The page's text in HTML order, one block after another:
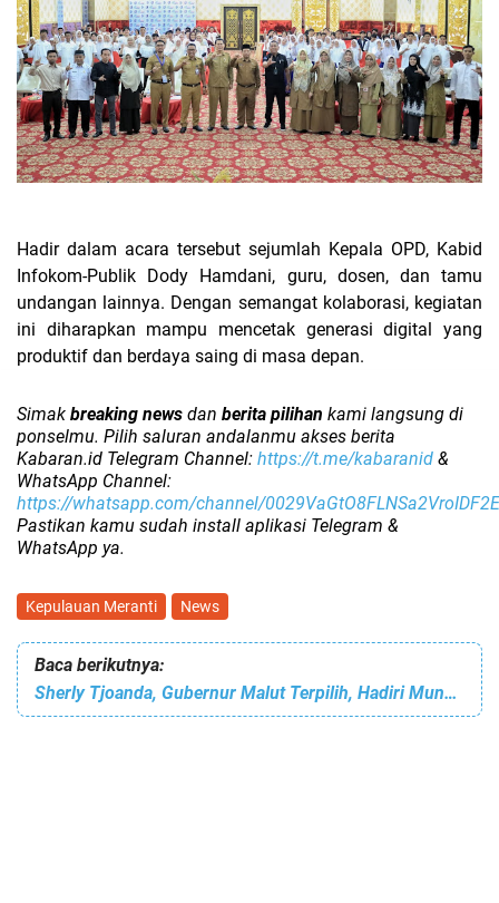
Hadir dalam acara tersebut sejumlah Kepala OPD, Kabid
Infokom-Publik Dody Hamdani, guru, dosen, dan tamu
undangan lainnya. Dengan semangat kolaborasi, kegiatan
ini diharapkan mampu mencetak generasi digital yang
produktif dan berdaya saing di masa depan.
Simak breaking news dan berita pilihan kami langsung di
ponselmu. Pilih saluran andalanmu akses berita
Kabaran.id Telegram Channel: https://t.me/kabaranid &
WhatsApp Channel:
https://whatsapp.com/channel/0029VaGtO8FLNSa2VroIDF2E
Pastikan kamu sudah install aplikasi Telegram &
WhatsApp ya.
Kepulauan Meranti News
Baca berikutnya:
Sherly Tjoanda, Gubernur Malut Terpilih, Hadiri Munas I Partai Gelora